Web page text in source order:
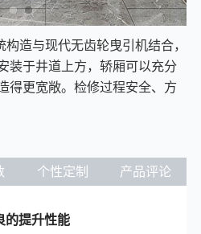
造与现代无齿轮曳引机结合，
装于井道上方，轿厢可以充分
得更宽敞。检修过程安全、方
个性定制 产品评论
的提升性能